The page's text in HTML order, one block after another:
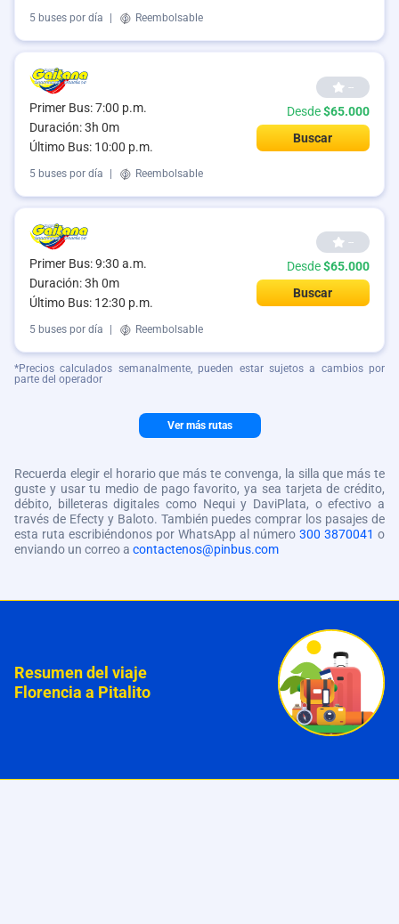
5 buses por día Reembolsable
Primer Bus: 7:00 p.m.
Duración: 3h 0m
Último Bus: 10:00 p.m.
--
Desde$65.000
Buscar
5 buses por día Reembolsable
Primer Bus: 9:30 a.m.
Duración: 3h 0m
Último Bus: 12:30 p.m.
--
Desde$65.000
Buscar
5 buses por día Reembolsable
*Precios calculados semanalmente, pueden estar sujetos a cambios por
parte del operador
Ver más rutas
Recuerda elegir el horario que más te convenga, la silla que más te
guste y usar tu medio de pago favorito, ya sea tarjeta de crédito,
débito, billeteras digitales como Nequi y DaviPlata, o efectivo a
través de Efecty y Baloto. También puedes comprar los pasajes de
esta ruta escribiéndonos por WhatsApp al número 300 3870041 o
enviando un correo a contactenos@pinbus.com
Resumen del viaje
Florencia a Pitalito